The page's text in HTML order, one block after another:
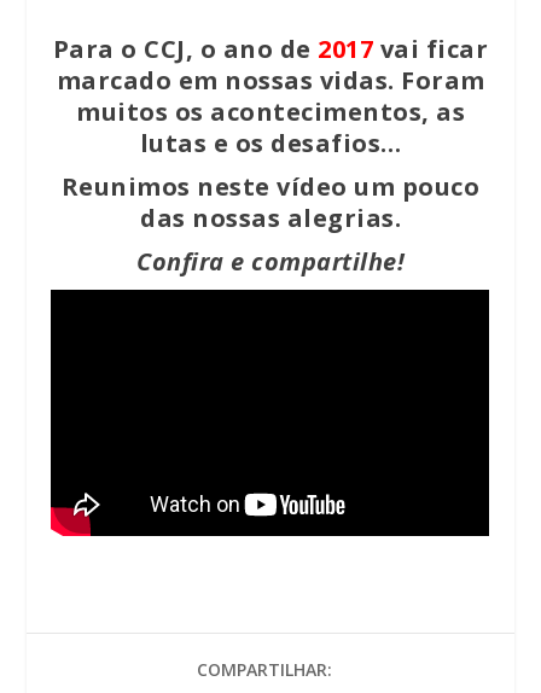
Para o CCJ, o ano de 2017 vai ficar
marcado em nossas vidas. Foram
muitos os acontecimentos, as
lutas e os desafios…
Reunimos neste vídeo um pouco
das nossas alegrias.
Confira e compartilhe!
COMPARTILHAR: